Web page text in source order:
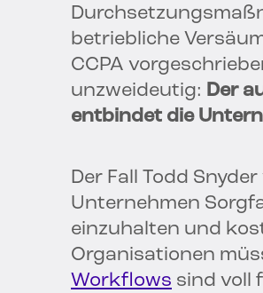
betriebliche
CCPA
unzweideutig: Der
entbindet die
Der Fall Todd
Unternehmen
einzuhalten und
Organisationen
Workflows sind voll